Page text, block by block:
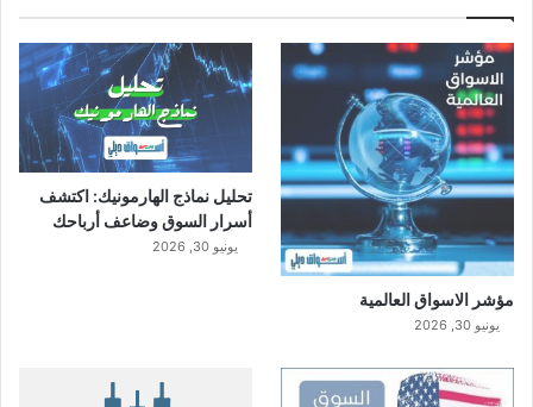
مؤشر الاسواق العالمية
يونيو 30, 2026
تحليل نماذج الهارمونيك: اكتشف
أسرار السوق وضاعف أرباحك
يونيو 30, 2026